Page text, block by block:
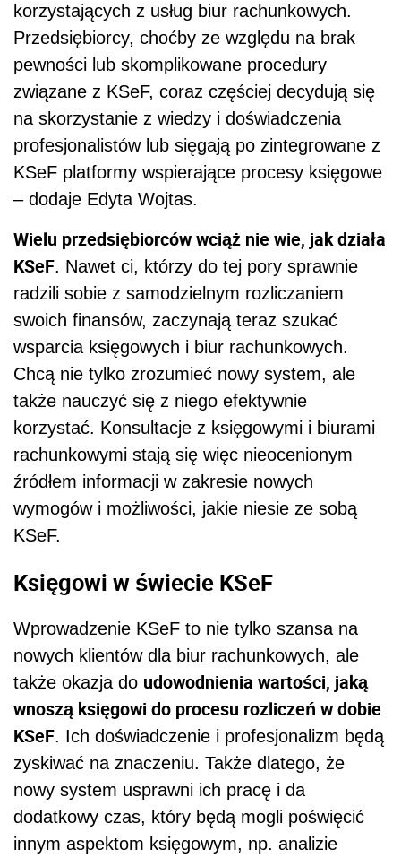
korzystających z usług biur rachunkowych.
Przedsiębiorcy, choćby ze względu na brak
pewności lub skomplikowane procedury
związane z KSeF, coraz częściej decydują się
na skorzystanie z wiedzy i doświadczenia
profesjonalistów lub sięgają po zintegrowane z
KSeF platformy wspierające procesy księgowe
– dodaje Edyta Wojtas.
Wielu przedsiębiorców wciąż nie wie, jak działa
KSeF. Nawet ci, którzy do tej pory sprawnie
radzili sobie z samodzielnym rozliczaniem
swoich finansów, zaczynają teraz szukać
wsparcia księgowych i biur rachunkowych.
Chcą nie tylko zrozumieć nowy system, ale
także nauczyć się z niego efektywnie
korzystać. Konsultacje z księgowymi i biurami
rachunkowymi stają się więc nieocenionym
źródłem informacji w zakresie nowych
wymogów i możliwości, jakie niesie ze sobą
KSeF.
Księgowi w świecie KSeF
Wprowadzenie KSeF to nie tylko szansa na
nowych klientów dla biur rachunkowych, ale
także okazja do udowodnienia wartości, jaką
wnoszą księgowi do procesu rozliczeń w dobie
KSeF. Ich doświadczenie i profesjonalizm będą
zyskiwać na znaczeniu. Także dlatego, że
nowy system usprawni ich pracę i da
dodatkowy czas, który będą mogli poświęcić
innym aspektom księgowym, np. analizie